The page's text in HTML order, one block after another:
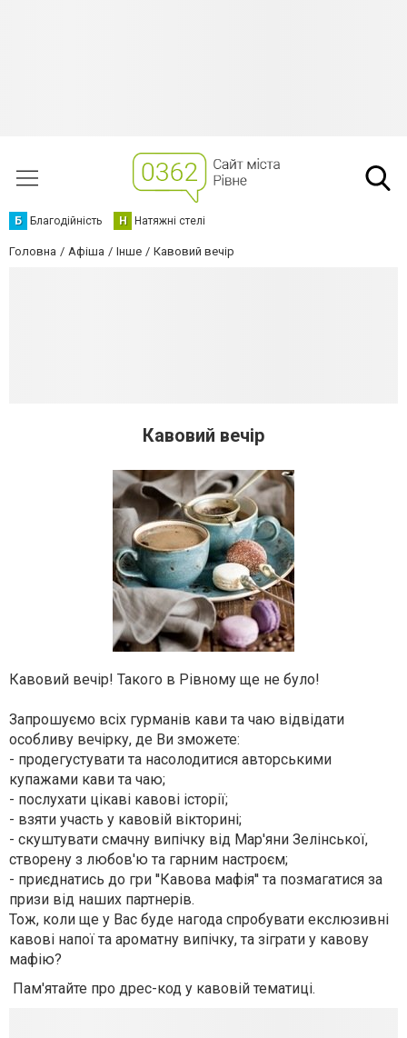
Б Благодійність Н Натяжні стелі
Головна Афіша Інше Кавовий вечір
Кавовий вечір
Кавовий вечір! Такого в Рівному ще не було!
Запрошуємо всіх гурманів кави та чаю відвідати
особливу вечірку, де Ви зможете:
- продегустувати та насолодитися авторськими
купажами кави та чаю;
- послухати цікаві кавові історії;
- взяти участь у кавовій вікторині;
- скуштувати смачну випічку від Мар'яни Зелінської,
створену з любов'ю та гарним настроєм;
- приєднатись до гри ''Кавова мафія'' та позмагатися за
призи від наших партнерів.
Тож, коли ще у Вас буде нагода спробувати екслюзивні
кавові напої та ароматну випічку, та зіграти у кавову
мафію?
Пам'ятайте про дрес-код у кавовій тематиці.